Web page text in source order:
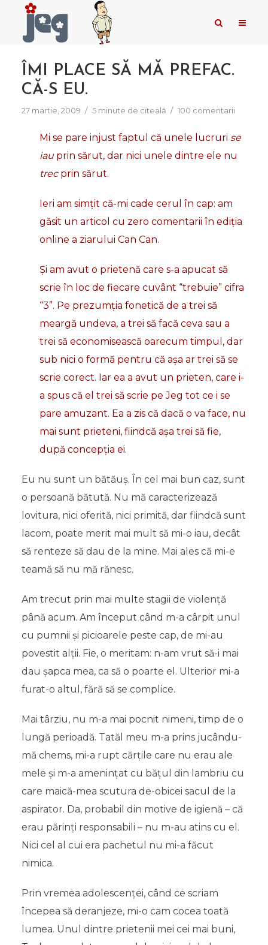
ÎMI PLACE SĂ MĂ PREFAC.
CĂ-S EU.
27 martie, 2009 5 minute de citeală 100 comentarii
Mi se pare injust faptul că unele lucruri se
iauprin sărut, dar nici unele dintre ele nu
trecprin sărut.
Ieri am simțit că-mi cade cerul în cap: am
găsit un articol cu zero comentarii în ediția
online a ziarului Can Can.
Și am avut o prietenă care s-a apucat să
scrie în loc de fiecare cuvânt “trebuie” cifra
“3”. Pe prezumția fonetică de a trei să
meargă undeva, a trei să facă ceva sau a
trei să economisească oarecum timpul, dar
sub nici o formă pentru că așa ar trei să se
scrie corect. Iar ea a avut un prieten, care i-
a spus că el trei să scrie pe Jeg tot ce i se
pare amuzant. Ea a zis că dacă o va face, nu
mai sunt prieteni, fiindcă așa trei să fie,
după concepția ei.
Eu nu sunt un bătăuș. În cel mai bun caz, sunt
o persoană bătută. Nu mă caracterizează
lovitura, nici oferită, nici primită, dar fiindcă sunt
lacom, poate merit mai mult să mi-o iau, decât
să renteze să dau de la mine. Mai ales că mi-e
teamă să nu mă rănesc.
Am trecut prin mai multe stagii de violență
până acum. Am început când m-a cârpit unul
cu pumnii și picioarele peste cap, de mi-au
povestit alții. Fie, o meritam: n-am vrut să-i mai
dau șapca mea, ca să o poarte el. Ulterior mi-a
furat-o altul, fără să se complice.
Mai târziu, nu m-a mai pocnit nimeni, timp de o
lungă perioadă. Tatăl meu m-a prins jucându-
mă chems, mi-a rupt cărțile care nu erau ale
mele și m-a amenințat cu bățul din lambriu cu
care maică-mea scutura de-obicei sacul de la
aspirator. Da, probabil din motive de igienă – că
erau părinți responsabili – nu m-au atins cu el.
Nici cel al cui era pachetul nu mi-a făcut
nimica.
Prin vremea adolescenței, când ce scriam
începea să deranjeze, mi-o cam cocea toată
lumea. Unul dintre prietenii mei cei mai buni,